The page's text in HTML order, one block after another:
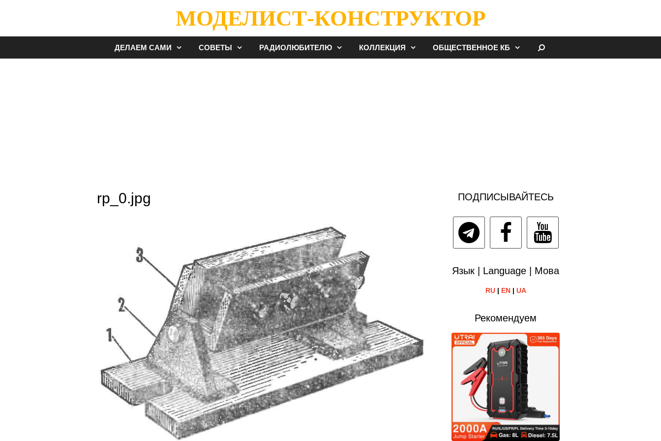
МОДЕЛИСТ-КОНСТРУКТОР
ДЕЛАЕМ САМИ СОВЕТЫ РАДИОЛЮБИТЕЛЮ КОЛЛЕКЦИЯ ОБЩЕСТВЕННОЕ КБ
rp_0.jpg ПОДПИСЫВАЙТЕСЬ
Язык | Language | Мова
RU| EN| UA
Рекомендуем